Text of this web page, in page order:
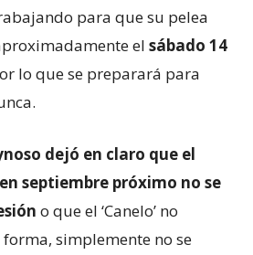
para que su pelea
el sábado 14
lo que se preparará para
dejó en claro que el
septiembre próximo no se
o que el ‘Canelo’ no
simplemente no se